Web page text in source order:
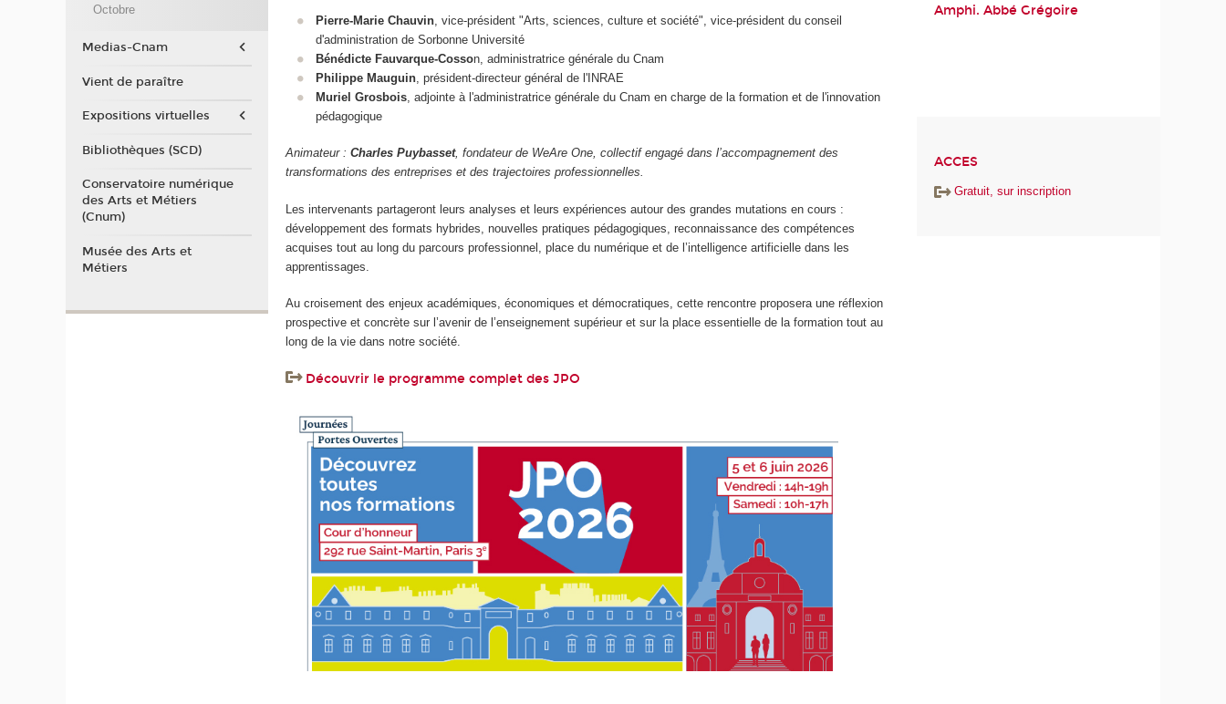
Pierre-Marie Chauvin, vice-président "Arts, sciences, culture et société", vice-président du conseil
d'administration de Sorbonne Université
Bénédicte Fauvarque-Cosson, administratrice générale du Cnam
Philippe Mauguin, président-directeur général de l'INRAE
Muriel Grosbois, adjointe à l'administratrice générale du Cnam en charge de la formation et de l'innovation
pédagogique
Animateur :Charles Puybasset, fondateur de WeAre One, collectif engagé dans l’accompagnement des
transformations des entreprises et des trajectoires professionnelles.
Les intervenants partageront leurs analyses et leurs expériences autour des grandes mutations en cours :
développement des formats hybrides, nouvelles pratiques pédagogiques, reconnaissance des compétences
acquises tout au long du parcours professionnel, place du numérique et de l’intelligence artificielle dans les
apprentissages.
Au croisement des enjeux académiques, économiques et démocratiques, cette rencontre proposera une réflexion
prospective et concrète sur l’avenir de l’enseignement supérieur et sur la place essentielle de la formation tout au
long de la vie dans notre société.
Découvrir le programme complet des JPO
Amphi. Abbé Grégoire
ACCES
Gratuit, sur inscription
Octobre
Medias-Cnam
Vient de paraître
Expositions virtuelles
Bibliothèques (SCD)
Conservatoire numérique
des Arts et Métiers
(Cnum)
Musée des Arts et
Métiers